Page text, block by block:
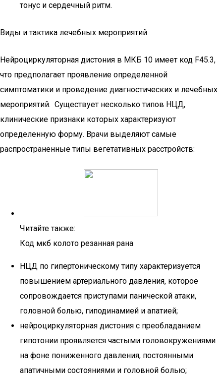
тонус и сердечный ритм.
Виды и тактика лечебных мероприятий
Нейроциркуляторная дистония в МКБ 10 имеет код F45.3,
что предполагает проявление определенной
симптоматики и проведение диагностических и лечебных
мероприятий. Существует несколько типов НЦД,
клинические признаки которых характеризуют
определенную форму. Врачи выделяют самые
распространенные типы вегетативных расстройств:
Читайте также:
Код мкб колото резанная рана
НЦД по гипертоническому типу характеризуется
повышением артериального давления, которое
сопровождается приступами панической атаки,
головной болью, гиподинамией и апатией;
нейроциркуляторная дистония с преобладанием
гипотонии проявляется частыми головокружениями
на фоне пониженного давления, постоянными
апатичными состояниями и головной болью;